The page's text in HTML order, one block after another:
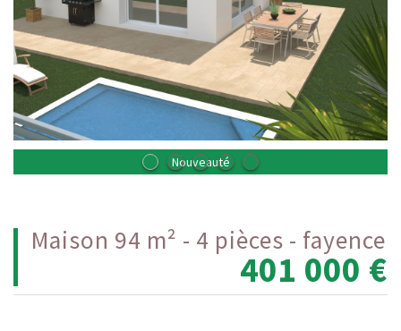
Nouveauté
maison 94 m² - 4 pièces - fayence
401 000 €